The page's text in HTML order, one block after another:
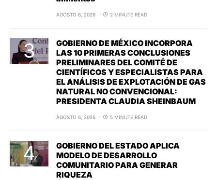
AGOSTO 6, 2026 2 MINUTE READ
GOBIERNO DE MÉXICO INCORPORA
LAS 10 PRIMERAS CONCLUSIONES
PRELIMINARES DEL COMITÉ DE
CIENTÍFICOS Y ESPECIALISTAS PARA
EL ANÁLISIS DE EXPLOTACIÓN DE GAS
NATURAL NO CONVENCIONAL:
PRESIDENTA CLAUDIA SHEINBAUM
AGOSTO 6, 2026 5 MINUTE READ
GOBIERNO DEL ESTADO APLICA
MODELO DE DESARROLLO
COMUNITARIO PARA GENERAR
RIQUEZA